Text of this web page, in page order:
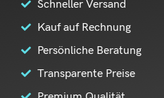
Schneller Versand
Kauf auf Rechnung
Persönliche Beratung
Transparente Preise